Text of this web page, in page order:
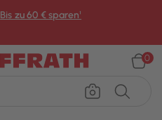
Bis zu 60 € sparen¹
0